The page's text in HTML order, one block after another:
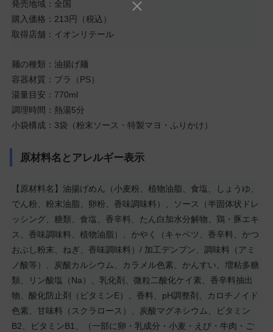
発売地域：全国
購入価格：213円（税込）
取得店舗：イオンリテール
麺の種類：油揚げ麺
容器材質：プラ（PS）
湯量目安：770ml
調理時間：熱湯5分
小袋構成：3袋（粉末ソース・特製マヨ・ふりかけ）
原材料名とアレルギー表示
【原材料名】油揚げめん（小麦粉、植物油脂、食塩、しょうゆ、
でん粉、粉末油脂、卵粉、香味調味料）、ソース（半固体状ドレ
ッシング、糖類、食塩、香辛料、たん白加水分解物、鶏・豚エキ
ス、香味調味料、植物油脂）、かやく（キャベツ、香辛料、かつ
おぶし粉末、ねぎ、香味調味料）/ 加工デンプン、調味料（アミ
ノ酸等）、炭酸カルシウム、カラメル色素、かんすい、増粘多糖
類、リン酸塩（Na）、乳化剤、微粒二酸化ケイ素、香辛料抽出
物、酸化防止剤（ビタミンE）、香料、pH調整剤、カロチノイド
色素、甘味料（スクラロース）、炭酸マグネシウム、ビタミン
B2、ビタミンB1、（一部に卵・乳成分・小麦・えび・牛肉・ご